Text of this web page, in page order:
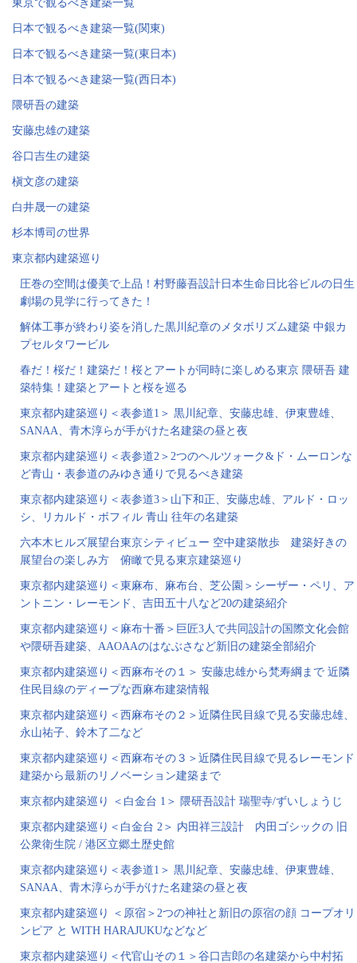
東京で観るべき建築一覧
日本で観るべき建築一覧(関東)
日本で観るべき建築一覧(東日本)
日本で観るべき建築一覧(西日本)
隈研吾の建築
安藤忠雄の建築
谷口吉生の建築
槇文彦の建築
白井晟一の建築
杉本博司の世界
東京都内建築巡り
圧巻の空間は優美で上品！村野藤吾設計日本生命日比谷ビルの日生
劇場の見学に行ってきた！
解体工事が終わり姿を消した黒川紀章のメタボリズム建築 中銀カ
プセルタワービル
春だ！桜だ！建築だ！桜とアートが同時に楽しめる東京 隈研吾 建
築特集！建築とアートと桜を巡る
東京都内建築巡り＜表参道1＞ 黒川紀章、安藤忠雄、伊東豊雄、
SANAA、青木淳らが手がけた名建築の昼と夜
東京都内建築巡り＜表参道2＞2つのヘルツォーク&ド・ムーロンな
ど青山・表参道のみゆき通りで見るべき建築
東京都内建築巡り＜表参道3＞山下和正、安藤忠雄、アルド・ロッ
シ、リカルド・ボフィル 青山 往年の名建築
六本木ヒルズ展望台東京シティビュー 空中建築散歩 建築好きの
展望台の楽しみ方 俯瞰で見る東京建築巡り
東京都内建築巡り＜東麻布、麻布台、芝公園＞シーザー・ペリ、ア
ントニン・レーモンド、吉田五十八など20の建築紹介
東京都内建築巡り＜麻布十番＞巨匠3人で共同設計の国際文化会館
や隈研吾建築、AAOAAのはなぶさなど新旧の建築全部紹介
東京都内建築巡り＜西麻布その１＞ 安藤忠雄から梵寿綱まで 近隣
住民目線のディープな西麻布建築情報
東京都内建築巡り＜西麻布その２＞近隣住民目線で見る安藤忠雄、
永山祐子、鈴木了二など
東京都内建築巡り＜西麻布その３＞近隣住民目線で見るレーモンド
建築から最新のリノベーション建築まで
東京都内建築巡り ＜白金台 1＞ 隈研吾設計 瑞聖寺/ずいしょうじ
東京都内建築巡り＜白金台 2＞ 内田祥三設計 内田ゴシックの 旧
公衆衛生院 / 港区立郷土歴史館
東京都内建築巡り＜表参道1＞ 黒川紀章、安藤忠雄、伊東豊雄、
SANAA、青木淳らが手がけた名建築の昼と夜
東京都内建築巡り ＜原宿＞2つの神社と新旧の原宿の顔 コープオリ
ンピア と WITH HARAJUKUなどなど
東京都内建築巡り＜代官山その１＞谷口吉郎の名建築から中村拓